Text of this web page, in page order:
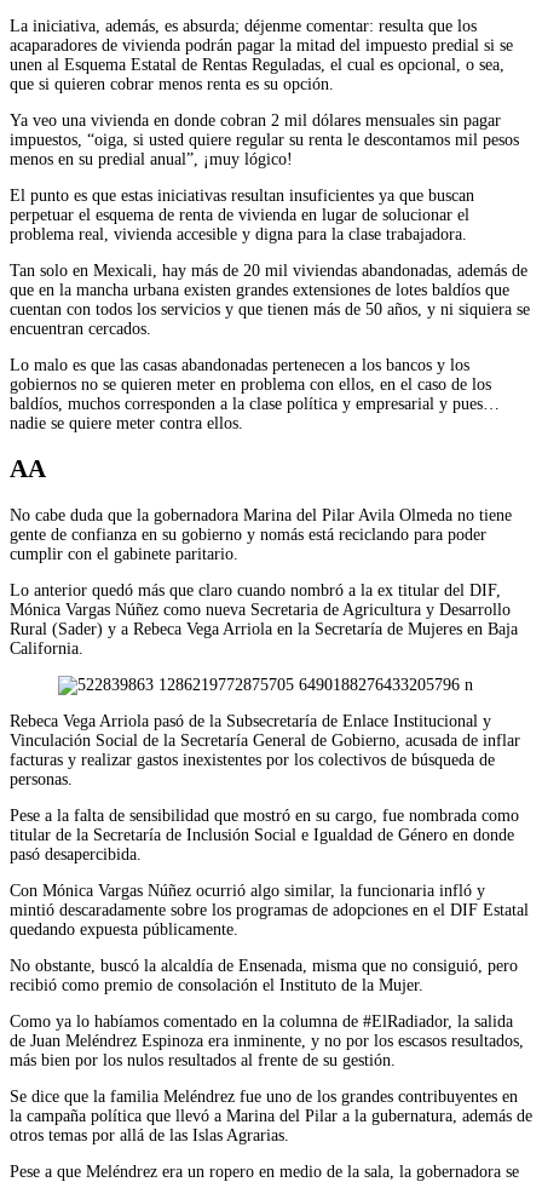
La iniciativa, además, es absurda; déjenme comentar: resulta que los
acaparadores de vivienda podrán pagar la mitad del impuesto predial si se
unen al Esquema Estatal de Rentas Reguladas, el cual es opcional, o sea,
que si quieren cobrar menos renta es su opción.
Ya veo una vivienda en donde cobran 2 mil dólares mensuales sin pagar
impuestos, “oiga, si usted quiere regular su renta le descontamos mil pesos
menos en su predial anual”, ¡muy lógico!
El punto es que estas iniciativas resultan insuficientes ya que buscan
perpetuar el esquema de renta de vivienda en lugar de solucionar el
problema real, vivienda accesible y digna para la clase trabajadora.
Tan solo en Mexicali, hay más de 20 mil viviendas abandonadas, además de
que en la mancha urbana existen grandes extensiones de lotes baldíos que
cuentan con todos los servicios y que tienen más de 50 años, y ni siquiera se
encuentran cercados.
Lo malo es que las casas abandonadas pertenecen a los bancos y los
gobiernos no se quieren meter en problema con ellos, en el caso de los
baldíos, muchos corresponden a la clase política y empresarial y pues…
nadie se quiere meter contra ellos.
AA
No cabe duda que la gobernadora Marina del Pilar Avila Olmeda no tiene
gente de confianza en su gobierno y nomás está reciclando para poder
cumplir con el gabinete paritario.
Lo anterior quedó más que claro cuando nombró a la ex titular del DIF,
Mónica Vargas Núñez como nueva Secretaria de Agricultura y Desarrollo
Rural (Sader) y a Rebeca Vega Arriola en la Secretaría de Mujeres en Baja
California.
Rebeca Vega Arriola pasó de la Subsecretaría de Enlace Institucional y
Vinculación Social de la Secretaría General de Gobierno, acusada de inflar
facturas y realizar gastos inexistentes por los colectivos de búsqueda de
personas.
Pese a la falta de sensibilidad que mostró en su cargo, fue nombrada como
titular de la Secretaría de Inclusión Social e Igualdad de Género en donde
pasó desapercibida.
Con Mónica Vargas Núñez ocurrió algo similar, la funcionaria infló y
mintió descaradamente sobre los programas de adopciones en el DIF Estatal
quedando expuesta públicamente.
No obstante, buscó la alcaldía de Ensenada, misma que no consiguió, pero
recibió como premio de consolación el Instituto de la Mujer.
Como ya lo habíamos comentado en la columna de #ElRadiador, la salida
de Juan Meléndrez Espinoza era inminente, y no por los escasos resultados,
más bien por los nulos resultados al frente de su gestión.
Se dice que la familia Meléndrez fue uno de los grandes contribuyentes en
la campaña política que llevó a Marina del Pilar a la gubernatura, además de
otros temas por allá de las Islas Agrarias.
Pese a que Meléndrez era un ropero en medio de la sala, la gobernadora se